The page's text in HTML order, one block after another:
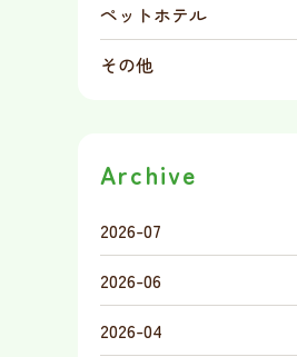
ペットホテル
その他
Archive
2026-07
2026-06
2026-04